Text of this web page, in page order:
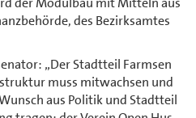
des Bezirksamtes
„Der Stadtteil Farmsen
muss mitwachsen und
aus Politik und Stadtteil